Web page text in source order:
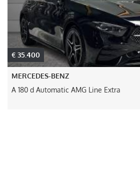
€ 35.400
MERCEDES-BENZ
A 180 d Automatic AMG Line Extra